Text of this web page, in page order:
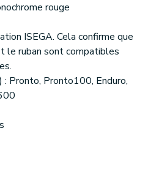
rouge
ISEGA. Cela confirme que
le ruban sont compatibles
Pronto, Pronto100, Enduro,